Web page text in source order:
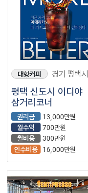
대형커피 경기 평택시
평택 신도시 이디야
삼거리코너
권리금
13,000만원
월수익
700만원
월비용
300만원
인수비용
16,000만원